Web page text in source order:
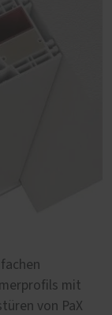
mit
von PaX